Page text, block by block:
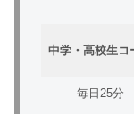
中学・高校生コ
毎日25分